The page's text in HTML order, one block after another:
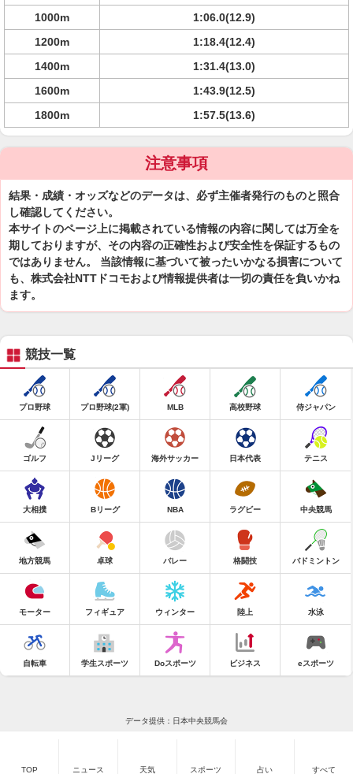
1000m
1:06.0(12.9)
1200m
1:18.4(12.4)
1400m
1:31.4(13.0)
1600m
1:43.9(12.5)
1800m
1:57.5(13.6)
注意事項
結果・成績・オッズなどのデータは、必ず主催者発行のものと照合
し確認してください。
本サイトのページ上に掲載されている情報の内容に関しては万全を
期しておりますが、その内容の正確性および安全性を保証するもの
ではありません。 当該情報に基づいて被ったいかなる損害について
も、株式会社NTTドコモおよび情報提供者は一切の責任を負いかね
ます。
競技一覧
プロ野球 プロ野球(2軍) MLB 高校野球 侍ジャパン
ゴルフ Jリーグ 海外サッカー 日本代表 テニス
大相撲 Bリーグ NBA ラグビー 中央競馬
地方競馬 卓球 バレー 格闘技 バドミントン
モーター フィギュア ウィンター 陸上 水泳
自転車 学生スポーツ Doスポーツ ビジネス eスポーツ
データ提供：日本中央競馬会
TOP ニュース 天気 スポーツ 占い すべて